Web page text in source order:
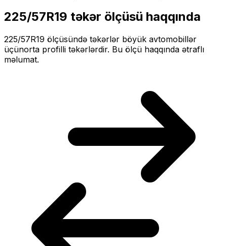
225/57R19 təkər ölçüsü haqqında
225/57R19 ölçüsündə təkərlər böyük avtomobillər
üçünorta profilli təkərlərdir. Bu ölçü haqqında ətraflı
məlumat.